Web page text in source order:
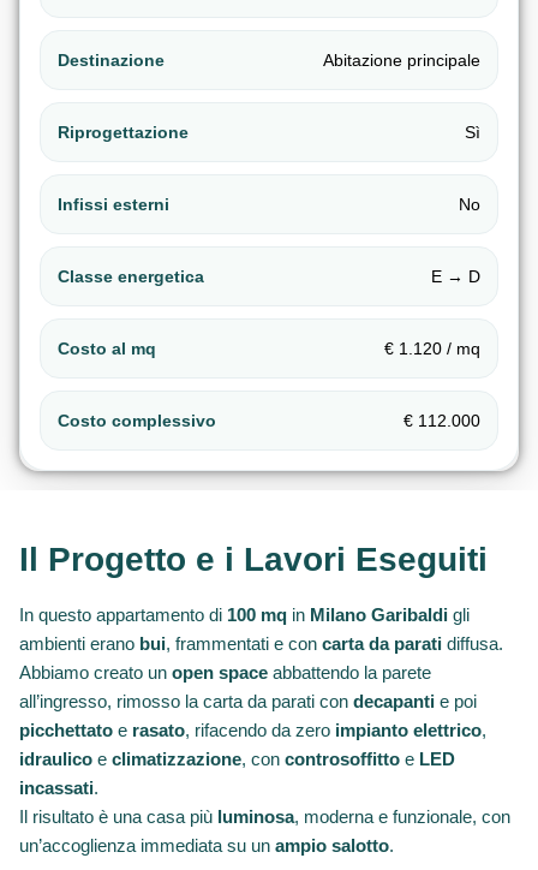
Destinazione Abitazione principale
Riprogettazione Sì
Infissi esterni No
Classe energetica E → D
Costo al mq € 1.120 / mq
Costo complessivo € 112.000
Il Progetto e i Lavori Eseguiti
In questo appartamento di 100 mq in Milano Garibaldi gli
ambienti erano bui, frammentati e con carta da parati diffusa.
Abbiamo creato un open space abbattendo la parete
all’ingresso, rimosso la carta da parati con decapanti e poi
picchettato e rasato, rifacendo da zero impianto elettrico,
idraulico e climatizzazione, con controsoffitto e LED
incassati.
Il risultato è una casa più luminosa, moderna e funzionale, con
un’accoglienza immediata su un ampio salotto.